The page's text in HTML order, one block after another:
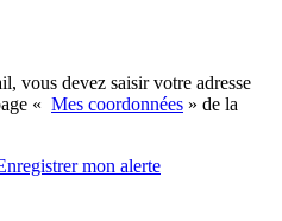
vous devez saisir votre adresse
« Mes coordonnées » de la
mon alerte